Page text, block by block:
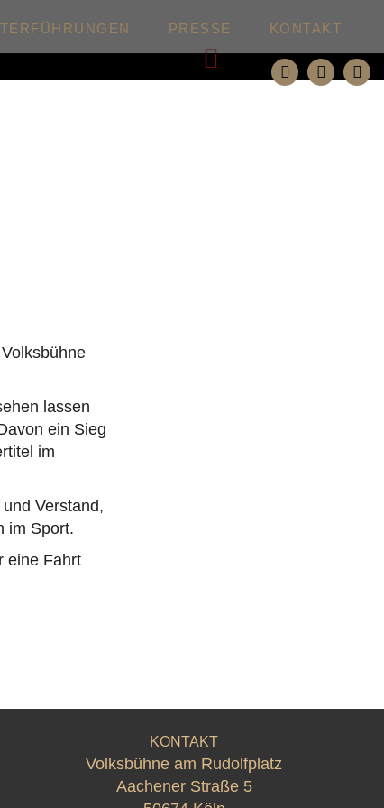
PRESSE KONTAKT
Weiter
lassen
ein Sieg
im
Verstand,
im Sport.
eine Fahrt
KONTAKT
Volksbühne am Rudolfplatz
Aachener Straße 5